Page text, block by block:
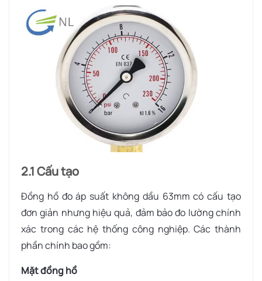
2.1 Cấu tạo
Đồng hồ đo áp suất không dầu 63mm có cấu tạo
đơn giản nhưng hiệu quả, đảm bảo đo lường chính
xác trong các hệ thống công nghiệp. Các thành
phần chính bao gồm:
Mặt đồng hồ